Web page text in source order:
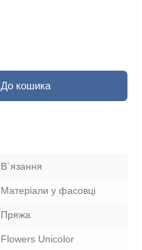
До кошика
В`язання
Матеріали у фасовці
Пряжа
Flowers Unicolor